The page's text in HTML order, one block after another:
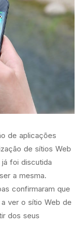
de aplicações
de sítios Web
foi discutida
a mesma.
confirmaram que
ver o sítio Web de
dos seus